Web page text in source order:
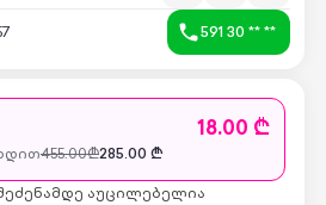
591 30 ** **
18.00 ₾
455.00₾285.00 ₾
აუცილებელია